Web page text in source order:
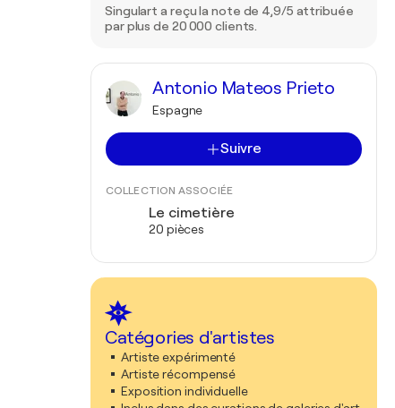
Singulart a reçu la note de 4,9/5 attribuée
par plus de 20 000 clients.
Antonio Mateos Prieto
Espagne
Suivre
COLLECTION ASSOCIÉE
Le cimetière
20 pièces
Catégories d'artistes
Artiste expérimenté
Artiste récompensé
Exposition individuelle